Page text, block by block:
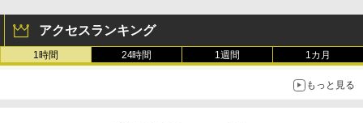
アクセスランキング
1時間 24時間 1週間 1カ月
もっと見る